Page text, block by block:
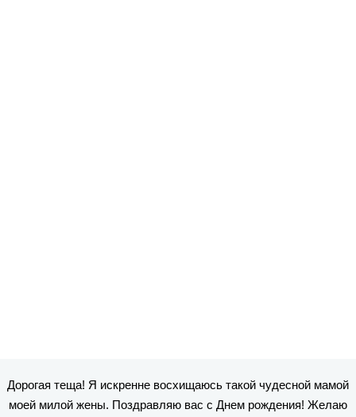
Дорогая теща! Я искренне восхищаюсь такой чудесной мамой
моей милой жены. Поздравляю вас с Днем рождения! Желаю